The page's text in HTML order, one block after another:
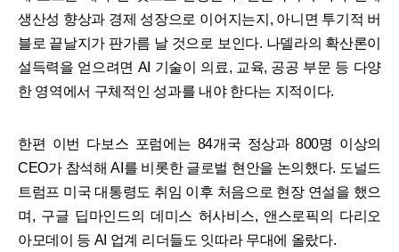
생산성 향상과 경제 성장으로 이어지는지, 아니면 투기적 버
블로 끝날지가 판가름 날 것으로 보인다. 나델라의 확산론이
설득력을 얻으려면 AI 기술이 의료, 교육, 공공 부문 등 다양
한 영역에서 구체적인 성과를 내야 한다는 지적이다.
한편 이번 다보스 포럼에는 84개국 정상과 800명 이상의
CEO가 참석해 AI를 비롯한 글로벌 현안을 논의했다. 도널드
트럼프 미국 대통령도 취임 이후 처음으로 현장 연설을 했으
며, 구글 딥마인드의 데미스 허사비스, 앤스로픽의 다리오
아모데이 등 AI 업계 리더들도 잇따라 무대에 올랐다.